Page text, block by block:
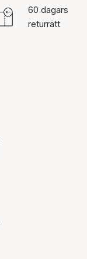
60 dagars
returrätt